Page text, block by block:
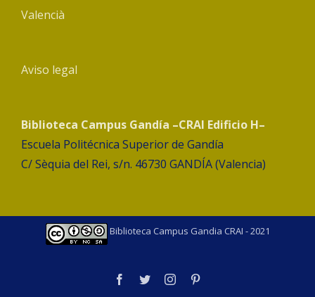
Valencià
Aviso legal
Biblioteca Campus Gandía –CRAI Edificio H–
Escuela Politécnica Superior de Gandía
C/ Sèquia del Rei, s/n. 46730 GANDÍA (Valencia)
Biblioteca Campus Gandia CRAI - 2021
facebook
twitterinstagram